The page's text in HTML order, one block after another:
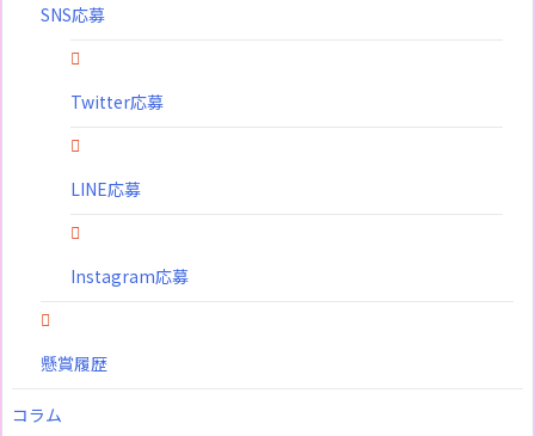
SNS応募
Twitter応募
LINE応募
Instagram応募
懸賞履歴
コラム